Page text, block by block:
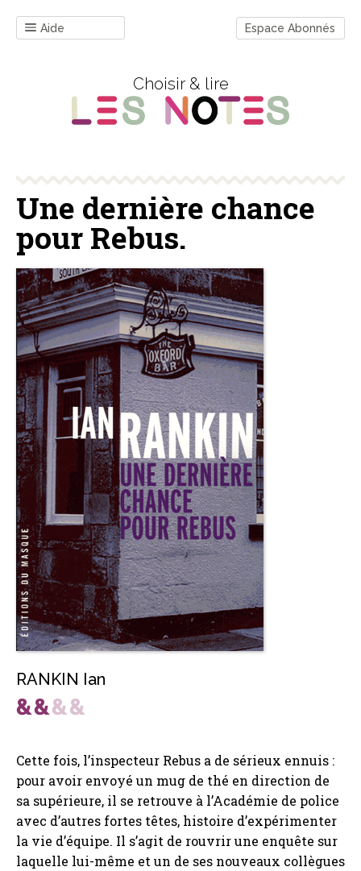
Aide Espace Abonnés
Choisir & lire
Une dernière chance
pour Rebus.
RANKIN Ian
Cette fois, l’inspecteur Rebus a de sérieux ennuis :
pour avoir envoyé un mug de thé en direction de
sa supérieure, il se retrouve à l’Académie de police
avec d’autres fortes têtes, histoire d’expérimenter
la vie d’équipe. Il s’agit de rouvrir une enquête sur
laquelle lui-même et un de ses nouveaux collègues